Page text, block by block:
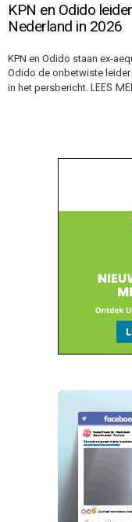
KPN en Odido
Nederland in 2026
KPN en Odido staan ex-
Odido de onbetwiste
in het persbericht. LEES